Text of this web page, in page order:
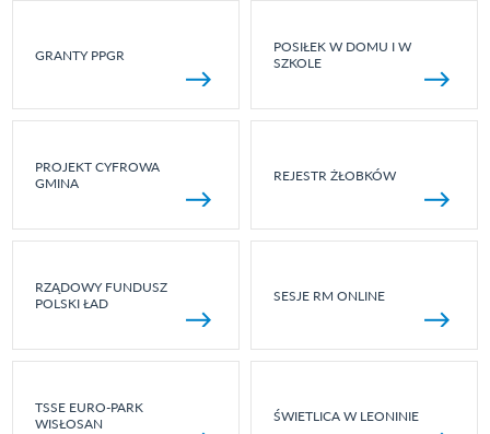
GRANTY PPGR
POSIŁEK W DOMU I W
SZKOLE
PROJEKT CYFROWA
GMINA
REJESTR ŻŁOBKÓW
RZĄDOWY FUNDUSZ
POLSKI ŁAD
SESJE RM ONLINE
TSSE EURO-PARK
WISŁOSAN
ŚWIETLICA W LEONINIE